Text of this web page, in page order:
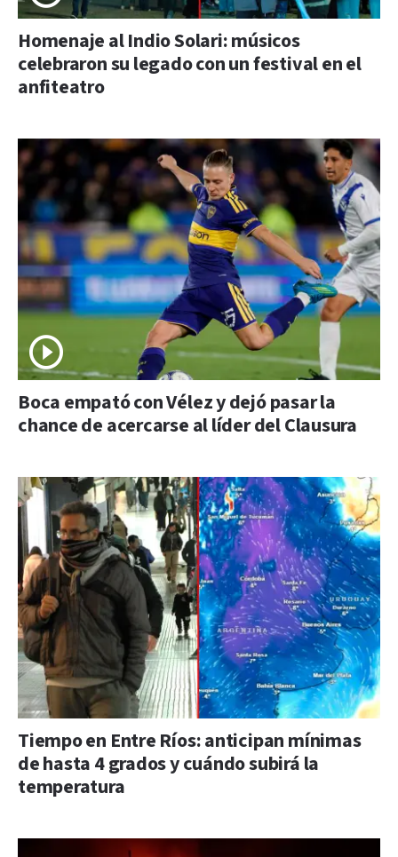
Homenaje al Indio Solari: músicos
celebraron su legado con un festival en el
anfiteatro
Boca empató con Vélez y dejó pasar la
chance de acercarse al líder del Clausura
Tiempo en Entre Ríos: anticipan mínimas
de hasta 4 grados y cuándo subirá la
temperatura